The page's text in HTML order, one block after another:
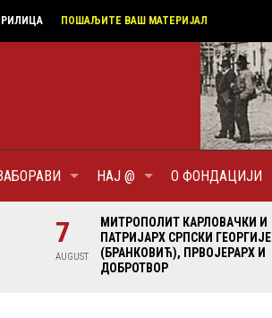
ПОШАЉИТЕ ВАШ МАТЕРИЈАЛ
НАЈ @ О ФОНДАЦИЈИ
7
AUGUST
МИТРОПОЛИТ КАРЛОВАЧКИ И
ПАТРИЈАРХ СРПСКИ ГЕОРГИЈЕ
(БРАНКОВИЋ), ПРВОЈЕРАРХ И
ДОБРОТВОР